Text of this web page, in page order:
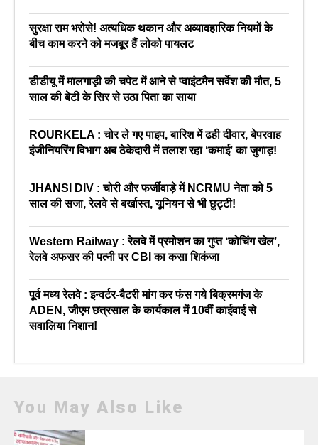
सुरक्षा राम भरोसे! अत्यधिक थकान और अव्यावहारिक नियमों के
बीच काम करने को मजबूर हैं लोको पायलट
डीडीयू में मालगाड़ी की चपेट में आने से प्वाइंटमैन सर्वेश की मौत, 5
साल की बेटी के सिर से उठा पिता का साया
ROURKELA : चोर ले गए पाइप, बारिश में ढही दीवार, बेपरवाह
इंजीनियरिंग विभाग अब ठेकेदारी में तलाश रहा ‘कमाई’ का जुगाड़!
JHANSI DIV : चोरी और फर्जीवाड़े में NCRMU नेता को 5
साल की सजा, रेलवे से बर्खास्त, यूनियन से भी छुट्टी!
Western Railway : रेलवे में प्रमोशन का गुप्त ‘कोचिंग खेल’,
रेलवे अफसर की पत्नी पर CBI का कसा शिकंजा
पूर्व मध्य रेलवे : इन्वर्टर-बैटरी मांग कर फंस गये बिक्रमगंज के
ADEN, जीएम छत्रसाल के कार्यकाल में 10वीं काईवाई से
सवालिया निशान!
You May Also Like